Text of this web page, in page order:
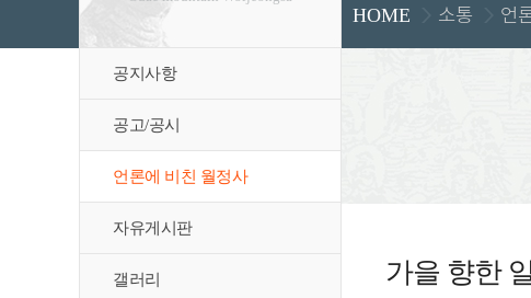
공지사항
공고/공시
언론에 비친 월정사
자유게시판
갤러리
HOME 소통 언
가을 향한